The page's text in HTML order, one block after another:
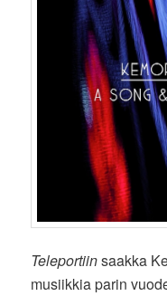
Teleportiinsaakka
musiikkia parin